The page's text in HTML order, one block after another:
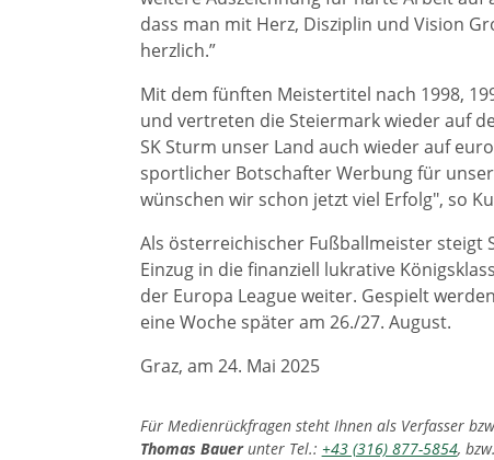
dass man mit Herz, Disziplin und Vision
herzlich.”
Mit dem fünften Meistertitel nach 1998,
und vertreten die Steiermark wieder auf
SK Sturm unser Land auch wieder auf
sportlicher Botschafter Werbung für
wünschen wir schon jetzt viel Erfolg", so
Als österreichischer Fußballmeister steigt
Einzug in die finanziell lukrative
der Europa League weiter. Gespielt
eine Woche später am 26./27. August.
Graz, am 24. Mai 2025
Für Medienrückfragen steht Ihnen als Verfasser
Thomas Bauerunter Tel.: +43 (316) 877-5854,